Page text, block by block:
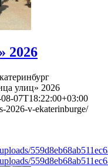
2026
улиц» 2026
07T18:22:00+03:00
2026-v-ekaterinburge/